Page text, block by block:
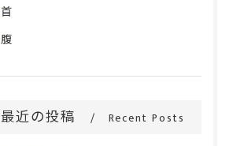
首
腹
最近の投稿 Recent Posts